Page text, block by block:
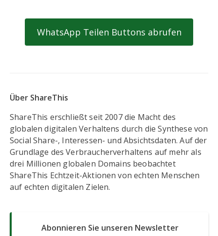
WhatsApp Teilen Buttons abrufen
Über ShareThis
ShareThis erschließt seit 2007 die Macht des
globalen digitalen Verhaltens durch die Synthese von
Social Share-, Interessen- und Absichtsdaten. Auf der
Grundlage des Verbraucherverhaltens auf mehr als
drei Millionen globalen Domains beobachtet
ShareThis Echtzeit-Aktionen von echten Menschen
auf echten digitalen Zielen.
Abonnieren Sie unseren Newsletter